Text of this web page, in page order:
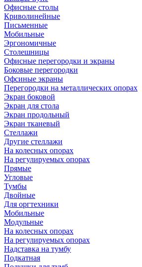
Офисные столы
Криволинейные
Письменные
Мобильные
Эргономичные
Столешницы
Офисные перегородки и экраны
Боковые перегородки
Офсиные экраны
Перегородки на металлических опорах
Экран боковой
Экран для стола
Экран продольный
Экран тканевый
Стеллажи
Другие стеллажи
На колесных опорах
На регулируемых опорах
Прямые
Угловые
Тумбы
Двойные
Для оргтехники
Мобильные
Модульные
На колесных опорах
На регулируемых опорах
Надставка на тумбу
Подкатная